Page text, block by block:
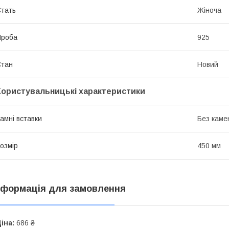
Жіноча
925
Новий
характеристики
вставки Без
450 мм
для замовлення
686 ₴